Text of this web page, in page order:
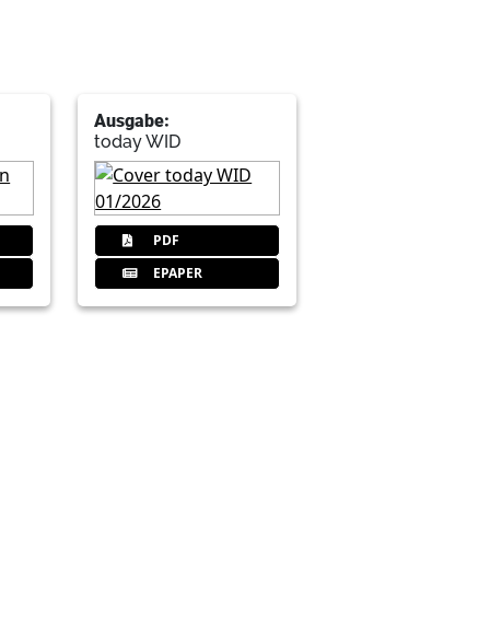
Ausgabe:
today WID
PDF
EPAPER